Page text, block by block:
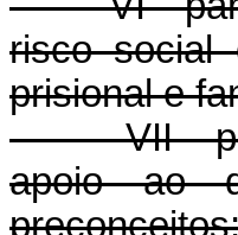
risco social
prisional e
VII -
apoio ao